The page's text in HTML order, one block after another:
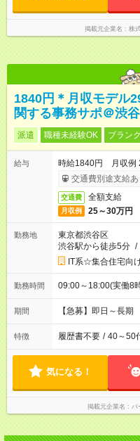
掲載元企業名 株
1840円＊月収モデル
関する事務サポ＠渋谷
派遣 職種未経験OK ブラン
給与
時給1840円 月収例
交通費別途支給あ
交通費 全額支給
月収例 25～30万円
勤務地
東京都渋谷区
渋谷駅から徒歩5分 /
IT系☆集合住宅向
勤務時間 09:00～18:00(実働
期間 【急募】即日～長
特徴 履歴書不要 / 40～50
気になる！
掲載元企業名 パ